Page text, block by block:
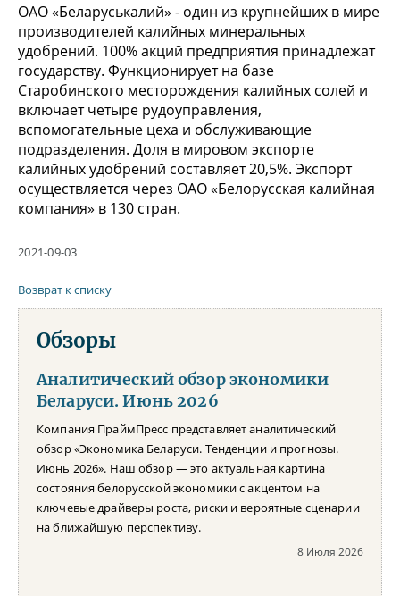
ОАО «Беларуськалий» - один из крупнейших в мире
производителей калийных минеральных
удобрений. 100% акций предприятия принадлежат
государству. Функционирует на базе
Старобинского месторождения калийных солей и
включает четыре рудоуправления,
вспомогательные цеха и обслуживающие
подразделения. Доля в мировом экспорте
калийных удобрений составляет 20,5%. Экспорт
осуществляется через ОАО «Белорусская калийная
компания» в 130 стран.
2021-09-03
Возврат к списку
Обзоры
Аналитический обзор экономики
Беларуси. Июнь 2026
Компания ПраймПресс представляет аналитический
обзор «Экономика Беларуси. Тенденции и прогнозы.
Июнь 2026». Наш обзор — это актуальная картина
состояния белорусской экономики с акцентом на
ключевые драйверы роста, риски и вероятные сценарии
на ближайшую перспективу.
8 Июля 2026